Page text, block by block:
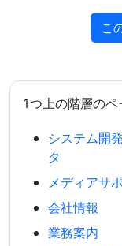
こ
1つ上の階層のペ
システム開
タ
メディアサ
会社情報
業務案内